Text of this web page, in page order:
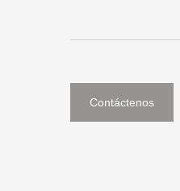
Contáctenos